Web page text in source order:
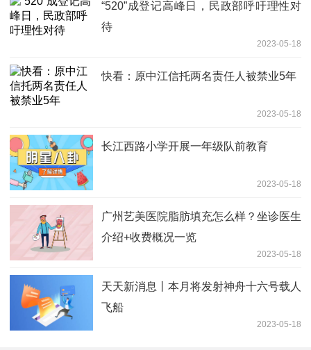
“520”成登记高峰日，民政部呼吁理性对
待
2023-05-18
快看：原中江信托两名责任人被禁业5年
2023-05-18
长江西路小学开展一年级队前教育
2023-05-18
广州艺美医院脂肪填充怎么样？坐诊医生
介绍+收费概况一览
2023-05-18
天天新消息丨本月将发射神舟十六号载人
飞船
2023-05-18